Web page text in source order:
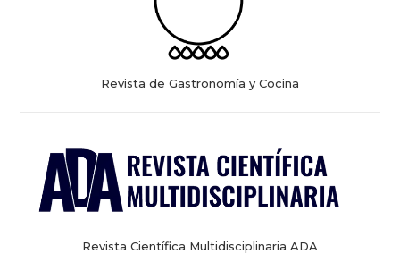
Revista de Gastronomía y Cocina
Revista Científica Multidisciplinaria ADA